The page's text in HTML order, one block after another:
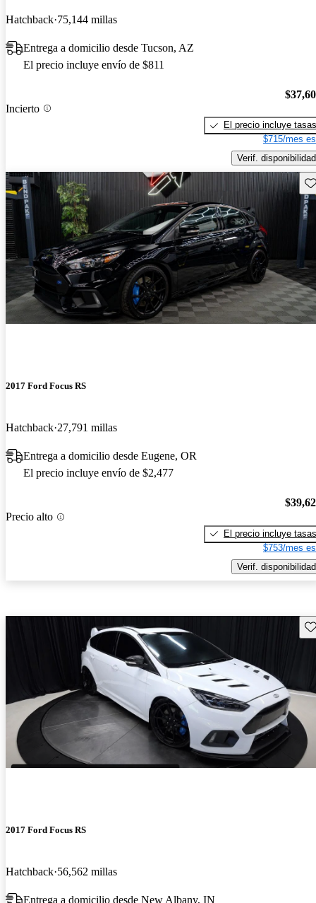
Hatchback 75,144 millas
Entrega a domicilio desde Tucson, AZ
El precio incluye envío de $811
Incierto
El precio incluye tasas
$715/mes
Verif. disponibilidad
2017 Ford Focus RS
Hatchback 27,791 millas
Entrega a domicilio desde Eugene, OR
El precio incluye envío de $2,477
Precio alto
El precio incluye tasas
$753/mes
Verif. disponibilidad
2017 Ford Focus RS
Hatchback 56,562 millas
Entrega a domicilio desde New Albany, IN